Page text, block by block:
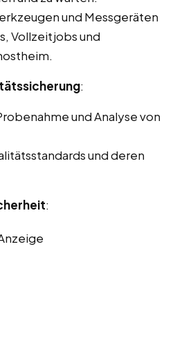
und Messgeräten
Vollzeitjobs und
:
und Analyse von
und deren
: